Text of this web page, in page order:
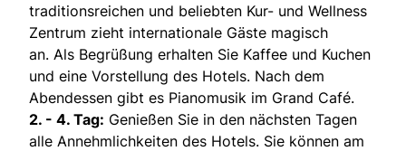
traditionsreichen und beliebten Kur- und Wellness
Zentrum zieht internationale Gäste magisch
an. Als Begrüßung erhalten Sie Kaffee und Kuchen
und eine Vorstellung des Hotels. Nach dem
Abendessen gibt es Pianomusik im Grand Café.
2. - 4. Tag: Genießen Sie in den nächsten Tagen
alle Annehmlichkeiten des Hotels. Sie können am